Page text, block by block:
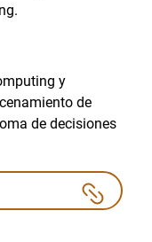
y
de
de decisiones